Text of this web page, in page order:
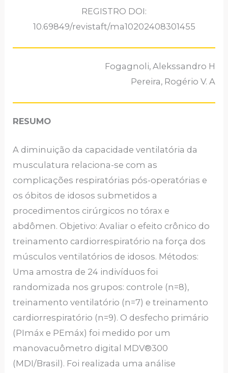
REGISTRO DOI:
10.69849/revistaft/ma10202408301455
Fogagnoli, Alekssandro H
Pereira, Rogério V. A
RESUMO
A diminuição da capacidade ventilatória da
musculatura relaciona-se com as
complicações respiratórias pós-operatórias e
os óbitos de idosos submetidos a
procedimentos cirúrgicos no tórax e
abdômen. Objetivo: Avaliar o efeito crônico do
treinamento cardiorrespiratório na força dos
músculos ventilatórios de idosos. Métodos:
Uma amostra de 24 indivíduos foi
randomizada nos grupos: controle (n=8),
treinamento ventilatório (n=7) e treinamento
cardiorrespiratório (n=9). O desfecho primário
(PImáx e PEmáx) foi medido por um
manovacuômetro digital MDV®300
(MDI/Brasil). Foi realizada uma análise